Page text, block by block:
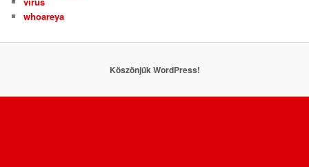
whoareya
Köszönjük WordPress!